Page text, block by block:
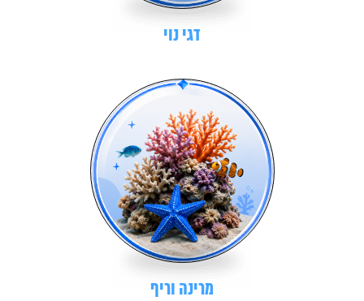
דגי נוי
מרינה וריף